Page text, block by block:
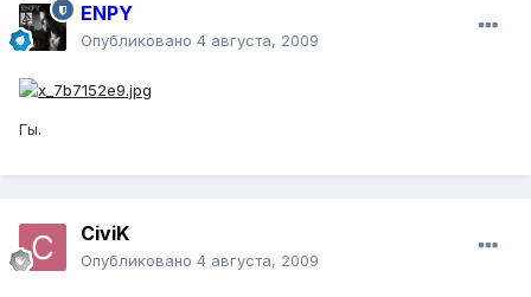
ENPY
Опубликовано 4 августа, 2009
Гы.
CiviK
Опубликовано 4 августа, 2009